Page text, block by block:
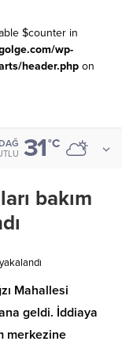
$counter in
wp-
header.phpon
31°C
bakım
Mahallesi
geldi. İddiaya
merkezine